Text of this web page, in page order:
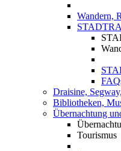
Wandern,
Draisine,
Bibliotheken,
Übernachtung
Tourismus